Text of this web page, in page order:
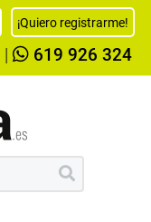
¡Quiero registrarme!
619 926 324